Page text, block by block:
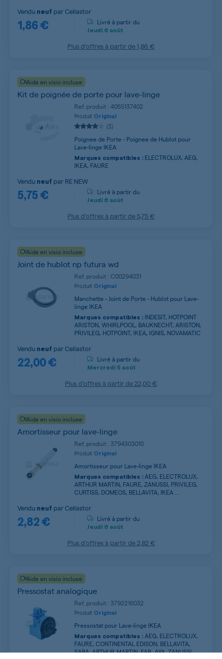
1,86 €
Vendu neuf parCellastor
Livré à partir du
Jeudi 6 août
Plus d’offres à partir de1,86 €
Aide en visio incluse
Kit de poignée de porte pour lave-linge
Ref. produit : 4055137402
Produit Original
(3)
Poignee de Porte - Poignee de Hublot pour
Lave-linge IKEA
Marques compatibles : ELECTROLUX, AEG,
IKEA, FAURE
5,75 €
Vendu neuf par RE NEW
Livré à partir du
Jeudi 6 août
Plus d’offres à partir de 5,75 €
Aide en visio incluse
Joint de hublot np futura wd
Ref. produit : C00294031
Produit Original
Manchette - Joint de Porte - Hublot pour Lave-
linge IKEA
Marques compatibles : INDESIT, HOTPOINT
ARISTON, WHIRLPOOL, BAUKNECHT, ARISTON,
PRIVILEG, HOTPOINT, IKEA, IGNIS, NOVAMATIC
22,00 €
Vendu neuf parCellastor
Livré à partir du
Mercredi 5 août
Plus d’offres à partir de 22,00 €
Aide en visio incluse
Amortisseur pour lave-linge
Ref. produit : 3794303010
Produit Original
Amortisseur pour Lave-linge IKEA
Marques compatibles : AEG, ELECTROLUX,
ARTHUR MARTIN, FAURE, ZANUSSI, PRIVILEG,
CURTISS, DOMEOS, BELLAVITA, IKEA ...
2,82 €
Vendu neuf parCellastor
Livré à partir du
Jeudi 6 août
Plus d’offres à partir de 2,82 €
Aide en visio incluse
Pressostat analogique
Ref. produit : 3792216032
Produit Original
Pressostat pour Lave-linge IKEA
Marques compatibles : AEG, ELECTROLUX,
FAURE, CONTINENTAL EDISON, BELLAVITA,
SABA, ARTHUR MARTIN, FAR, AYA, ZANUSSI ...